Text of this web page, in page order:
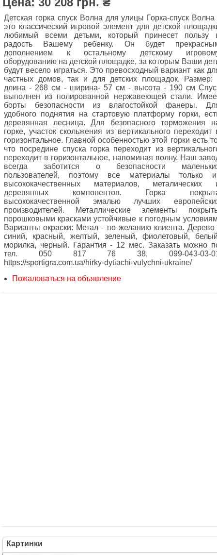
Детская горка спуск Волна для улицы Горка-спуск Волна
это классический игровой элемент для детской
любимый всеми детьми, который принесет пользу
радость Вашему ребенку. Он будет
дополнением к остальному детскому
оборудованию на детской площадке, за которым Ваши
будут весело играться. Это превосходный вариант как
частных домов, так и для детских площадок. Размер:
длина - 268 cм - ширина- 57 cм - высота - 190 cм
выполнен из полированной нержавеющей стали.
борты безопасности из влагостойкой фанеры.
удобного поднятия на стартовую платформу горки,
деревянная лесница. Для безопасного торможения
горке, участок скольжения из вертикального переходит
горизонтальное. Главной особенностью этой горки есть
что посредине спуска горка переходит из
переходит в горизонтальное, напоминая волну. Наш
всегда заботится о безопасности
пользователей, поэтому все материалы только
высококачественных материалов, металических
деревянных компонентов. Горка
высококачественной эмалью лучших
производителей. Металлические элементы
порошковыми красками устойчивые к погодным
Варианты окраски: Метал - по желанию клиента. Дерево
синий, красный, желтый, зеленый, фиолетовый,
морилка, черный. Гарантия - 12 мес. Заказать можно
тел. 050 817 76 38, 099-043-03-
https://sportigra.com.ua/hirky-dytiachi-vulychni-ukraine/
Пожаловаться на объявление
Картинки